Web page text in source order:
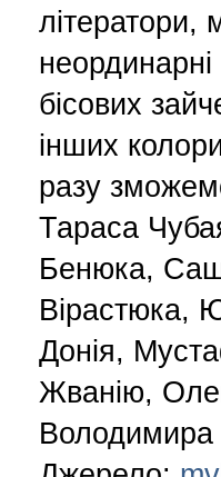
літератори,
бісових
інших
разу
Тараса
Бенюка,
Вірастюка,
Донія,
Жванію,
Володимира